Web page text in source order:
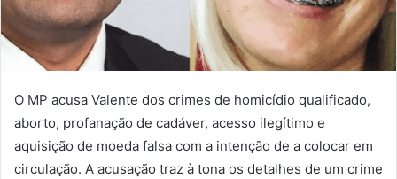
O MP acusa Valente dos crimes de homicídio qualificado,
aborto, profanação de cadáver, acesso ilegítimo e
aquisição de moeda falsa com a intenção de a colocar em
circulação. A acusação traz à tona os detalhes de um crime